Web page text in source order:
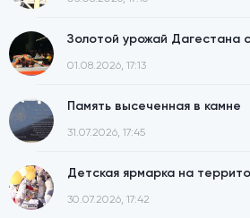
Золотой урожай Дагестана
01.08.2026, 17:13
Память высеченная в камне
31.07.2026, 17:45
Детская ярмарка на
30.07.2026, 17:42